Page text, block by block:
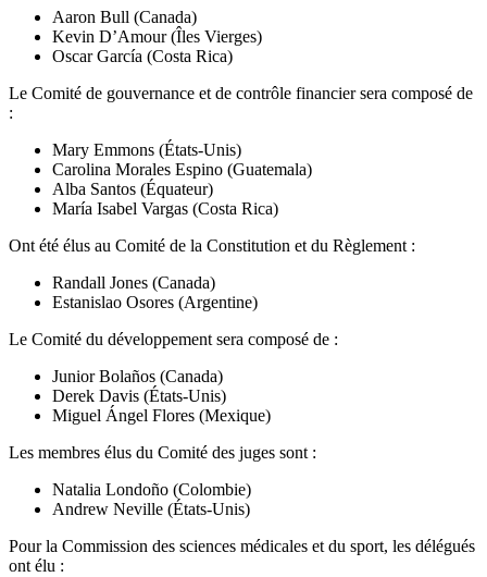
Aaron Bull (Canada)
Kevin D’Amour (Îles Vierges)
Oscar García (Costa Rica)
Le Comité de gouvernance et de contrôle financier sera composé de
:
Mary Emmons (États-Unis)
Carolina Morales Espino (Guatemala)
Alba Santos (Équateur)
María Isabel Vargas (Costa Rica)
Ont été élus au Comité de la Constitution et du Règlement :
Randall Jones (Canada)
Estanislao Osores (Argentine)
Le Comité du développement sera composé de :
Junior Bolaños (Canada)
Derek Davis (États-Unis)
Miguel Ángel Flores (Mexique)
Les membres élus du Comité des juges sont :
Natalia Londoño (Colombie)
Andrew Neville (États-Unis)
Pour la Commission des sciences médicales et du sport, les délégués
ont élu :